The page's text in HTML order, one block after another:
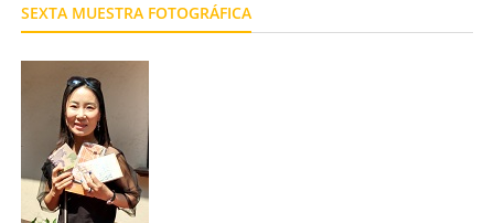
SEXTA MUESTRA FOTOGRÁFICA